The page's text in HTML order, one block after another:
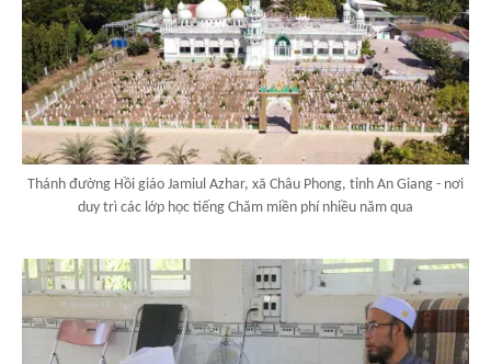
Thánh đường Hồi giáo Jamiul Azhar, xã Châu Phong, tỉnh An Giang - nơi
duy trì các lớp học tiếng Chăm miền phí nhiều năm qua